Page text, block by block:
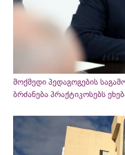
მოქმედი პედაგოგების
ბრძანება პრაქტიკოსებს